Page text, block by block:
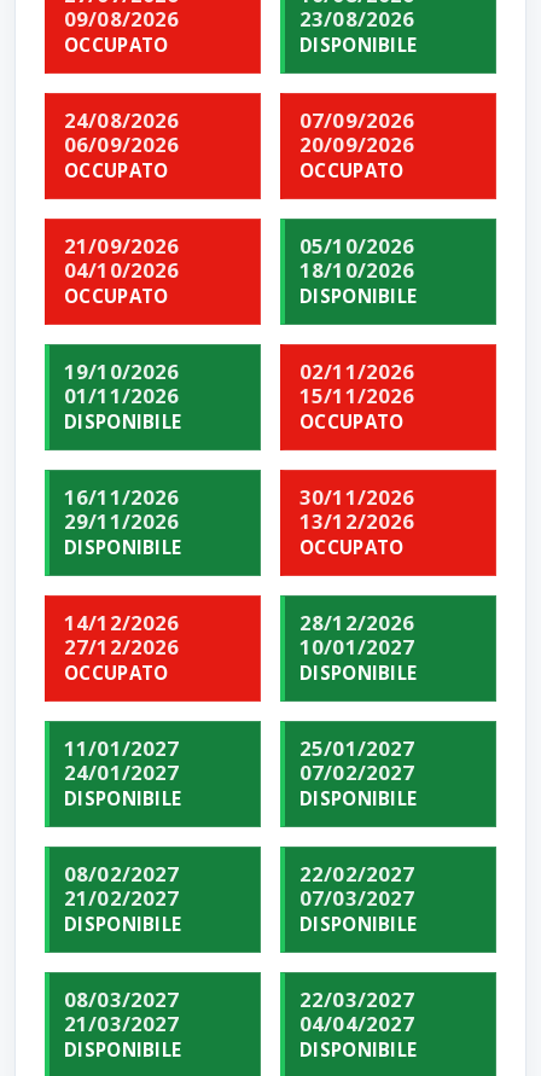
09/08/2026
OCCUPATO
23/08/2026
DISPONIBILE
24/08/2026
06/09/2026
OCCUPATO
07/09/2026
20/09/2026
OCCUPATO
21/09/2026
04/10/2026
OCCUPATO
05/10/2026
18/10/2026
DISPONIBILE
19/10/2026
01/11/2026
DISPONIBILE
02/11/2026
15/11/2026
OCCUPATO
16/11/2026
29/11/2026
DISPONIBILE
30/11/2026
13/12/2026
OCCUPATO
14/12/2026
27/12/2026
OCCUPATO
28/12/2026
10/01/2027
DISPONIBILE
11/01/2027
24/01/2027
DISPONIBILE
25/01/2027
07/02/2027
DISPONIBILE
08/02/2027
21/02/2027
DISPONIBILE
22/02/2027
07/03/2027
DISPONIBILE
08/03/2027
21/03/2027
DISPONIBILE
22/03/2027
04/04/2027
DISPONIBILE